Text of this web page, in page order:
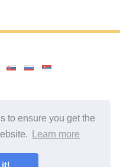
to ensure you get the
Learn more
it!
світу. Статті
ситуаціях.
сучасного